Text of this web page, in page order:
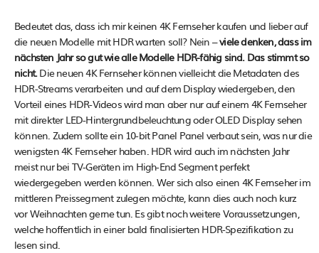
Bedeutet das, dass ich mir keinen 4K Fernseher kaufen und lieber auf
die neuen Modelle mit HDR warten soll? Nein –viele denken, dass im
nächsten Jahr so gut wie alle Modelle HDR-fähig sind. Das stimmt so
nicht.Die neuen 4K Fernseher können vielleicht die Metadaten des
HDR-Streams verarbeiten und auf dem Display wiedergeben, den
Vorteil eines HDR-Videos wird man aber nur auf einem 4K Fernseher
mit direkter LED-Hintergrundbeleuchtung oder OLED Display sehen
können. Zudem sollte ein 10-bit Panel Panel verbaut sein, was nur die
wenigsten 4K Fernseher haben. HDR wird auch im nächsten Jahr
meist nur bei TV-Geräten im High-End Segment perfekt
wiedergegeben werden können. Wer sich also einen 4K Fernseher im
mittleren Preissegment zulegen möchte, kann dies auch noch kurz
vor Weihnachten gerne tun. Es gibt noch weitere Voraussetzungen,
welche hoffentlich in einer bald finalisierten HDR-Spezifikation zu
lesen sind.